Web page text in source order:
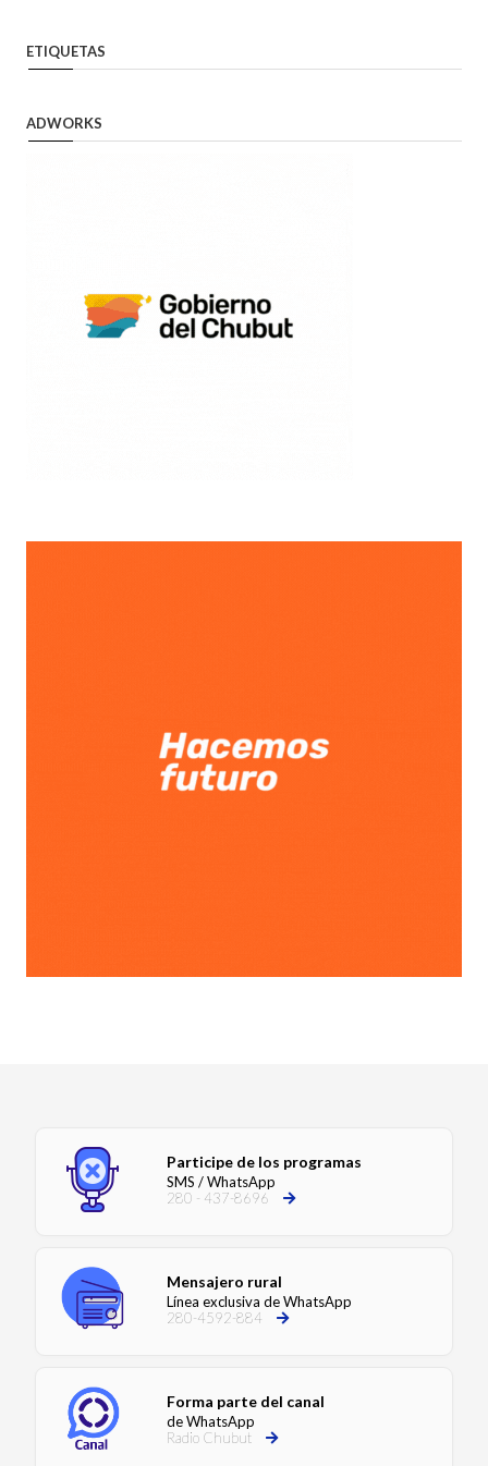
ETIQUETAS
ADWORKS
Participe de los programas
SMS / WhatsApp
280 - 437-8696
Mensajero rural
Línea exclusiva de WhatsApp
280-4592-884
Forma parte del canal
de WhatsApp
Radio Chubut